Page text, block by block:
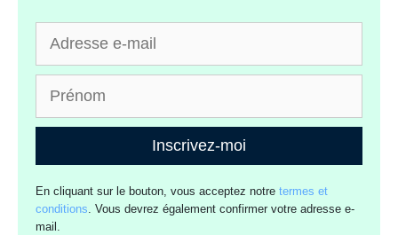
Inscrivez-moi
En cliquant sur le bouton, vous acceptez notretermes et
conditions. Vous devrez également confirmer votre adresse e-
mail.